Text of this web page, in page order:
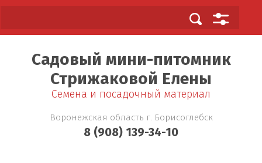
Садовый мини-питомник
Стрижаковой Елены
Cемена и посадочный материал
Воронежская область г. Борисоглебск
8 (908) 139-34-10